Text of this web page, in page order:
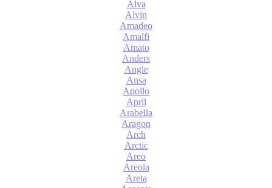
Alva
Alvin
Amadeo
Amalfi
Amato
Anders
Angle
Ansa
Apollo
April
Arabella
Aragon
Arch
Arctic
Areo
Areola
Areta